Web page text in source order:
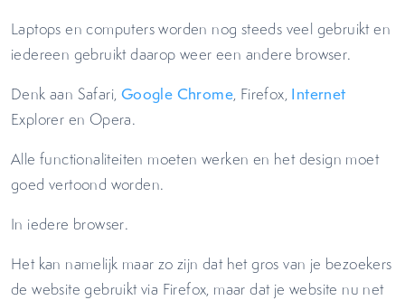
Laptops en computers worden nog steeds veel gebruikt en
iedereen gebruikt daarop weer een andere browser.
Denk aan Safari, Google Chrome, Firefox, Internet
Explorer en Opera.
Alle functionaliteiten moeten werken en het design moet
goed vertoond worden.
In iedere browser.
Het kan namelijk maar zo zijn dat het gros van je bezoekers
de website gebruikt via Firefox, maar dat je website nu net